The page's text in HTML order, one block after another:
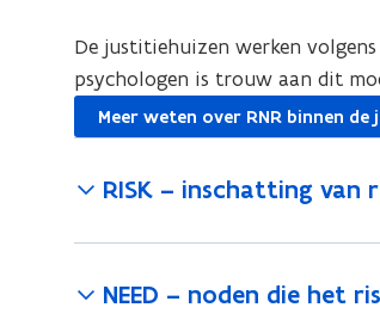
De justitiehuizen werken
psychologen is trouw aan dit
Meer weten over RNR binnen
RISK – inschatting van
NEED – noden die het